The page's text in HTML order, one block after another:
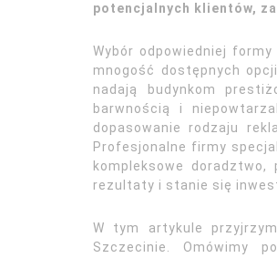
potencjalnych klientów,
Wybór odpowiedniej
mnogość dostępnych
nadają budynkom
barwnością i
dopasowanie rodzaju
Profesjonalne firmy
kompleksowe
rezultaty i stanie się
W tym artykule
Szczecinie. Omówimy